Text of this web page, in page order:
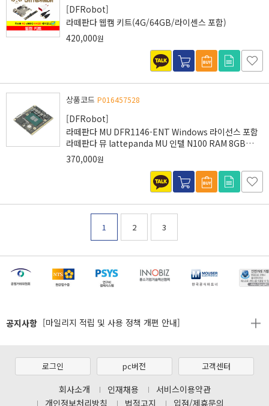
[DFRobot]
라떼판다 웹캠 키트(4G/64GB/라이센스 포함)
420,000원
상품코드 P016457528
[DFRobot]
라떼판다 MU DFR1146-ENT Windows 라이선스 포함
라떼판다 뮤 lattepanda MU 인텔 N100 RAM 8GB
eMMC 64GB
370,000원
1 2 3
공지사항
[마일리지 적립 및 사용 정책 개편 안내]
[2026년 8월 신용카드 무이자 행사 안내]
[마일리지 적립 및 사용 정책 개편 안내]
제31기 정기주주총회 소집통지서
[마일리지 적립 및 사용 정책 개편 안내]
로그인 pc버전 고객센터
회사소개 인재채용
서비스이용약관
개인정보처리방침
법적고지 입점/제휴문의